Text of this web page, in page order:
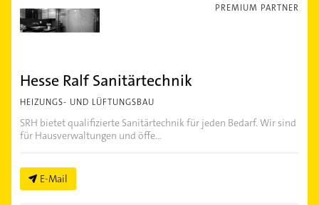
PREMIUM PARTNER
Hesse Ralf Sanitärtechnik
HEIZUNGS- UND LÜFTUNGSBAU
SRH bietet qualifizierte Sanitärtechnik für jeden Bedarf. Wir sind
für Hausverwaltungen und öffe...
E-Mail